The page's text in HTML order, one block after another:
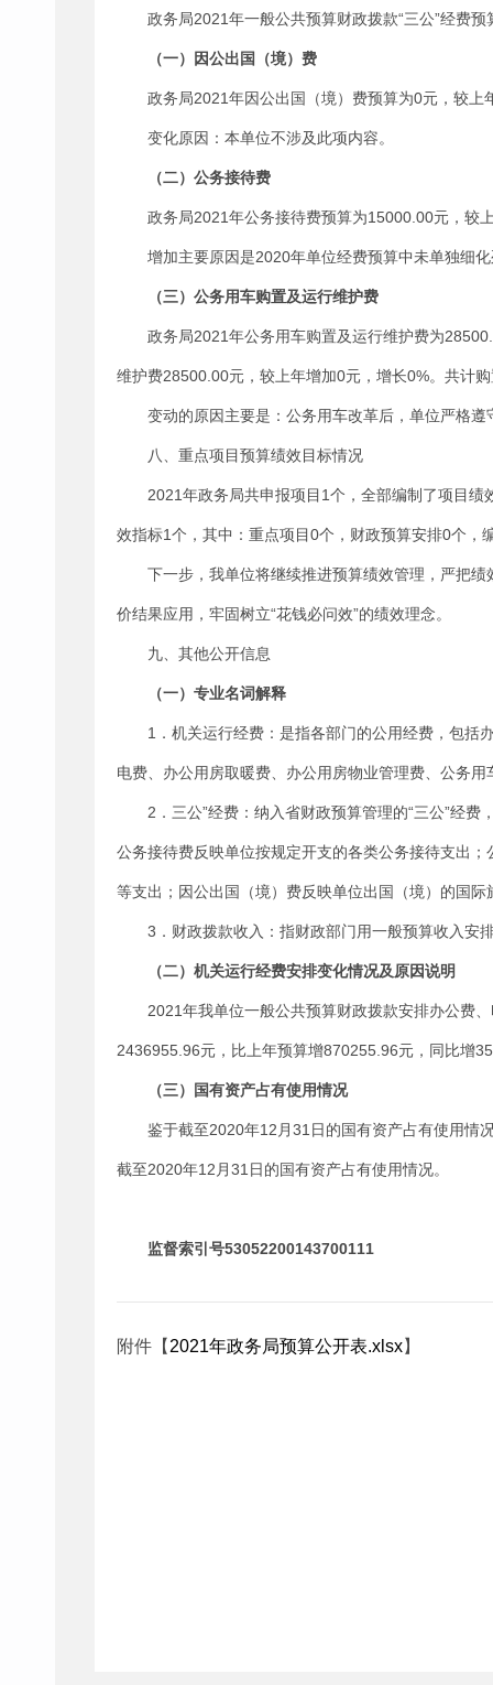
政务局2021年一般公共预算财政拨款“三公”经费
（一）因公出国（境）费
政务局2021年因公出国（境）费预算为0元，较
变化原因：本单位不涉及此项内容。
（二）公务接待费
政务局2021年公务接待费预算为15000.00元，较
增加主要原因是2020年单位经费预算中未单独细
（三）公务用车购置及运行维护费
政务局2021年公务用车购置及运行维护费为
维护费28500.00元，较上年增加0元，增长0%。共计
变动的原因主要是：公务用车改革后，单位严格
八、重点项目预算绩效目标情况
2021年政务局共申报项目1个，全部编制了项目
效指标1个，其中：重点项目0个，财政预算安排0个
下一步，我单位将继续推进预算绩效管理，严把
价结果应用，牢固树立“花钱必问效”的绩效理念。
九、其他公开信息
（一）专业名词解释
1．机关运行经费：是指各部门的公用经费，包括
电费、办公用房取暖费、办公用房物业管理费、公务
2．三公”经费：纳入省财政预算管理的“三公”经
公务接待费反映单位按规定开支的各类公务接待支出
等支出；因公出国（境）费反映单位出国（境）的国
3．财政拨款收入：指财政部门用一般预算收入安
（二）机关运行经费安排变化情况及原因说明
2021年我单位一般公共预算财政拨款安排办公费
2436955.96元，比上年预算增870255.96元，同比增
（三）国有资产占有使用情况
鉴于截至2020年12月31日的国有资产占有使用情
截至2020年12月31日的国有资产占有使用情况。
监督索引号53052200143700111
附件【 2021年政务局预算公开表.xlsx】